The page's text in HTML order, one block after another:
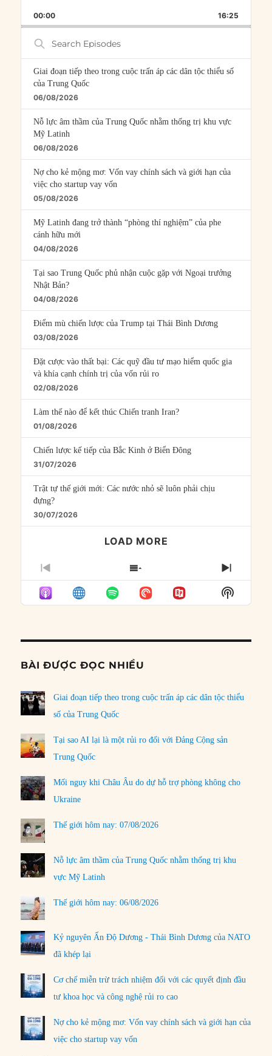
RATE
FORWARD
00:00 16:25
Search
Episodes
Giai đoạn tiếp theo trong cuộc trấn áp các dân tộc thiểu số
của Trung Quốc
06/08/2026
Nỗ lực âm thầm của Trung Quốc nhằm thống trị khu vực
Mỹ Latinh
06/08/2026
Nợ cho kẻ mộng mơ: Vốn vay chính sách và giới hạn của
việc cho startup vay vốn
05/08/2026
Mỹ Latinh đang trở thành “phòng thí nghiệm” của phe
cánh hữu mới
04/08/2026
Tại sao Trung Quốc phủ nhận cuộc gặp với Ngoại trưởng
Nhật Bản?
04/08/2026
Điểm mù chiến lược của Trump tại Thái Bình Dương
03/08/2026
Đặt cược vào thất bại: Các quỹ đầu tư mạo hiểm quốc gia
và khía cạnh chính trị của vốn rủi ro
02/08/2026
Làm thế nào để kết thúc Chiến tranh Iran?
01/08/2026
Chiến lược kế tiếp của Bắc Kinh ở Biển Đông
31/07/2026
Trật tự thế giới mới: Các nước nhỏ sẽ luôn phải chịu
đựng?
30/07/2026
LOAD MORE
PREVIOUS
EPISODE
SHOW
EPISODES
LIST
NEXT
Show
Podcast
BÀI ĐƯỢC ĐỌC NHIỀU
Giai đoạn tiếp theo trong cuộc trấn áp các dân tộc thiểu
số của Trung Quốc
Tại sao AI lại là một rủi ro đối với Đảng Cộng sản
Trung Quốc
Mối nguy khi Châu Âu do dự hỗ trợ phòng không cho
Ukraine
Thế giới hôm nay: 07/08/2026
Nỗ lực âm thầm của Trung Quốc nhằm thống trị khu
vực Mỹ Latinh
Thế giới hôm nay: 06/08/2026
Kỷ nguyên Ấn Độ Dương - Thái Bình Dương của NATO
đã khép lại
Cơ chế miễn trừ trách nhiệm đối với các quyết định đầu
tư khoa học và công nghệ rủi ro cao
Nợ cho kẻ mộng mơ: Vốn vay chính sách và giới hạn của
việc cho startup vay vốn